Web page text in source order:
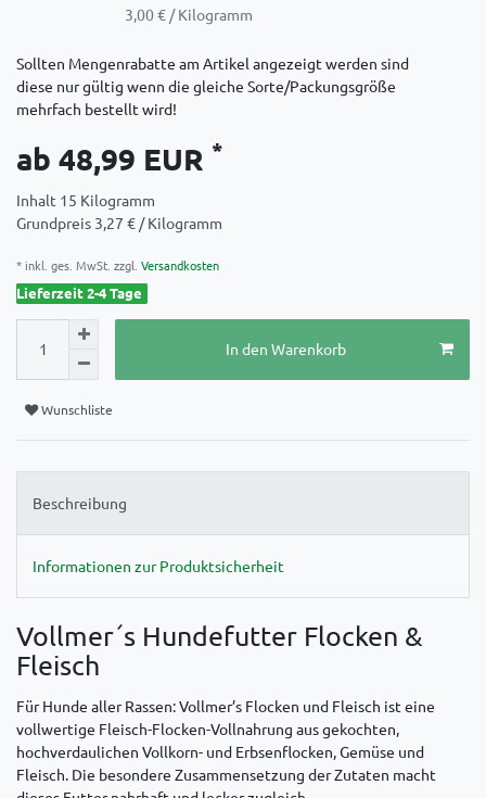
3,00 € / Kilogramm
Sollten Mengenrabatte am Artikel angezeigt werden sind
diese nur gültig wenn die gleiche Sorte/Packungsgröße
mehrfach bestellt wird!
ab 48,99 EUR *
Inhalt 15 Kilogramm
Grundpreis 3,27 € / Kilogramm
* inkl. ges. MwSt. zzgl. Versandkosten
Lieferzeit 2-4 Tage
In den Warenkorb
Wunschliste
Beschreibung
Informationen zur Produktsicherheit
Vollmer´s Hundefutter Flocken &
Fleisch
Für Hunde aller Rassen: Vollmer’s Flocken und Fleisch ist eine
vollwertige Fleisch-Flocken-Vollnahrung aus gekochten,
hochverdaulichen Vollkorn- und Erbsenflocken, Gemüse und
Fleisch. Die besondere Zusammensetzung der Zutaten macht